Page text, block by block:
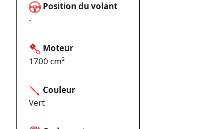
Position du volant
-
Moteur
1700 cm³
Couleur
Vert